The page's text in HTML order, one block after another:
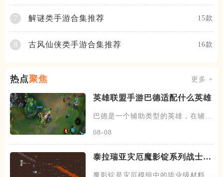
7 解谜类手游合集推荐 15款
8 古风仙侠类手游合集推荐 16款
热点聚焦 更多 +
英雄联盟手游巴德适配什么英雄
巴德是一个辅助类型的英雄，在辅助
08-08
泰拉瑞亚灾厄魔影锭系列战士武
魔影锭是灾厄模组中的毕业级材料，